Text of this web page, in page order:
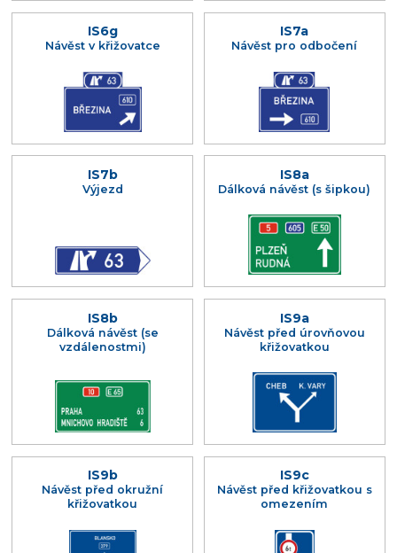
IS6g
Návěst v křižovatce
IS7a
Návěst pro odbočení
IS7b
Výjezd
IS8a
Dálková návěst (s šipkou)
IS8b
Dálková návěst (se
vzdálenostmi)
IS9a
Návěst před úrovňovou
křižovatkou
IS9b
Návěst před okružní
křižovatkou
IS9c
Návěst před křižovatkou s
omezením